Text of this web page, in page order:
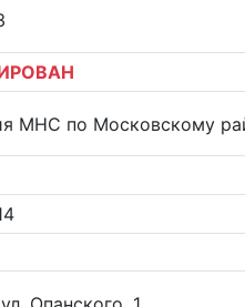
МНС по Московскому